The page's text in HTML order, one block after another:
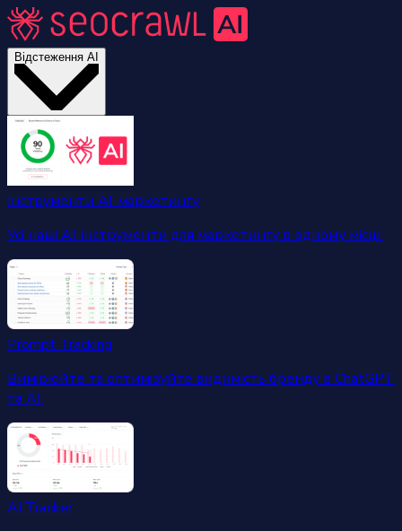
Відстеження AI
Інструменти AI-маркетингу
Усі наші AI-інструменти для маркетингу в одному місці.
Prompt Tracking
Вимірюйте та оптимізуйте видимість бренду в ChatGPT
та AI.
AI Tracker